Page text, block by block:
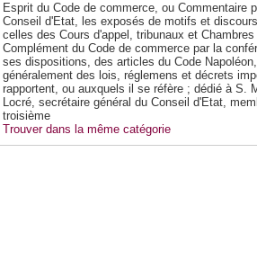
Esprit du Code de commerce, ou Commentaire
Conseil d'Etat, les exposés de motifs et
celles des Cours d'appel, tribunaux et
Complément du Code de commerce par la
ses dispositions, des articles du Code
généralement des lois, réglemens et décrets
rapportent, ou auxquels il se réfère ; dédié à S.
Locré, secrétaire général du Conseil d'Etat,
troisième
Trouver dans la même catégorie